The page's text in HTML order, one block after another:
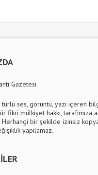
Gazetesi
türlü ses, görüntü, yazı içeren
fikri mülkiyet hakkı, tarafımıza
Herhangi bir şekilde izinsiz
yapılamaz.